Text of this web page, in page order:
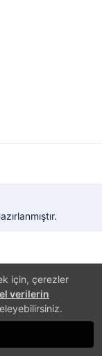
için, çerezler
verilerin